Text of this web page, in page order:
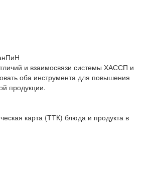
и взаимосвязи системы ХАССП и
оба инструмента для повышения
продукции.